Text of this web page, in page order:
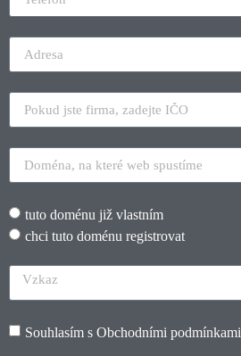
tuto doménu již vlastním
chci tuto doménu registrovat
Souhlasím s Obchodními podmínkami